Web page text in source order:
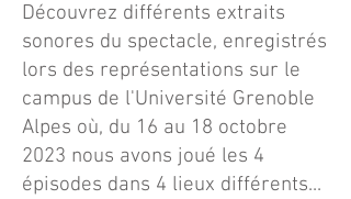
Découvrez différents extraits
sonores du spectacle, enregistrés
lors des représentations sur le
campus de l'Université Grenoble
Alpes où, du 16 au 18 octobre
2023 nous avons joué les 4
épisodes dans 4 lieux différents...